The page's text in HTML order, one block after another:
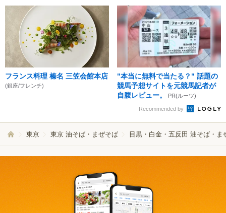
フランス料理 榛名 三笠会館本店
(銀座/フレンチ)
"本当に無料で当たる？" 話題の
競馬予想サイトを元競馬記者が
自腹レビュー。
PR(ルーツ)
Recommended by
東京 東京 油そば・まぜそば 目黒・白金・五反田 油そば・ま